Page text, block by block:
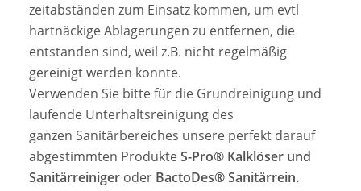
zeitabständen zum Einsatz kommen, um evtl
hartnäckige Ablagerungen zu entfernen, die
entstanden sind, weil z.B. nicht regelmäßig
gereinigt werden konnte.
Verwenden Sie bitte für die Grundreinigung und
laufende Unterhaltsreinigung des
ganzen Sanitärbereiches unsere perfekt darauf
abgestimmten ProdukteS-Pro® Kalklöser und
Sanitärreiniger oder BactoDes® Sanitärrein.